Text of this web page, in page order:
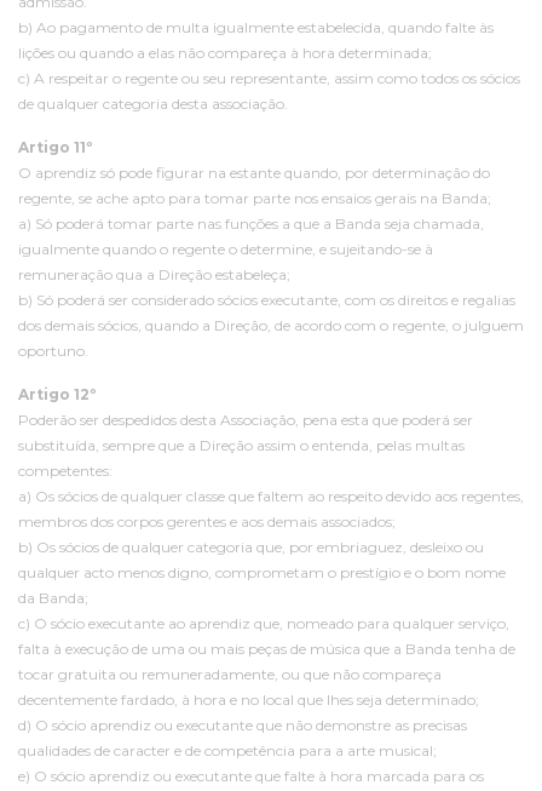
b) Ao pagamento de multa igualmente estabelecida, quando falte às
lições ou quando a elas não compareça à hora determinada;
c) A respeitar o regente ou seu representante, assim como todos os sócios
de qualquer categoria desta associação.
Artigo 11º
O aprendiz só pode figurar na estante quando, por determinação do
regente, se ache apto para tomar parte nos ensaios gerais na Banda;
a) Só poderá tomar parte nas funções a que a Banda seja chamada,
igualmente quando o regente o determine, e sujeitando-se à
remuneração qua a Direção estabeleça;
b) Só poderá ser considerado sócios executante, com os direitos e regalias
dos demais sócios, quando a Direção, de acordo com o regente, o julguem
oportuno.
Artigo 12º
Poderão ser despedidos desta Associação, pena esta que poderá ser
substituída, sempre que a Direção assim o entenda, pelas multas
competentes:
a) Os sócios de qualquer classe que faltem ao respeito devido aos regentes,
membros dos corpos gerentes e aos demais associados;
b) Os sócios de qualquer categoria que, por embriaguez, desleixo ou
qualquer acto menos digno, comprometam o prestígio e o bom nome
da Banda;
c) O sócio executante ao aprendiz que, nomeado para qualquer serviço,
falta à execução de uma ou mais peças de música que a Banda tenha de
tocar gratuita ou remuneradamente, ou que não compareça
decentemente fardado, à hora e no local que lhes seja determinado;
d) O sócio aprendiz ou executante que não demonstre as precisas
qualidades de caracter e de competência para a arte musical;
e) O sócio aprendiz ou executante que falte à hora marcada para os